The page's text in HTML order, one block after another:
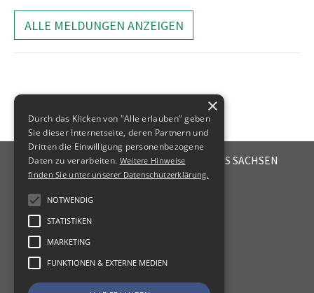
ALLE MELDUNGEN ANZEIGEN
STEUERBERATERKAMMER DES FREISTAATES SACHSEN
Emil-Fuchs-Str. 2
+49 341 56336-0
kammer@sbk-sachsen.de
KONTAKT
×
Durch das Klicken von "Alle erlauben" geben
Sie dieser Internetseite, deren Partnern und
Dritten die Einwilligung personenbezogene
Daten zu verarbeiten. Weitere Hinweise
finden Sie unter unserer Datenschutzerklärung.
NOTWENDIG
STATISTIKEN
MARKETING
FUNKTIONEN & EXTERNE MEDIEN